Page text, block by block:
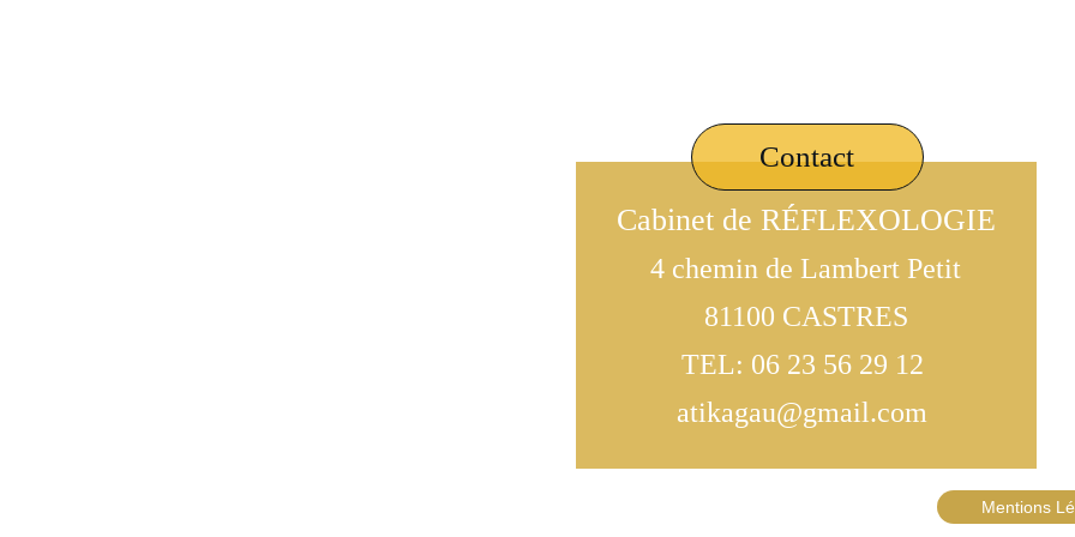
Cabinet de RÉFLEXOLOGIE
4 chemin de Lambert Petit
81100 CASTRES
TEL: 06 23 56 29 12
atikagau@gmail.com
Contact
Mentions